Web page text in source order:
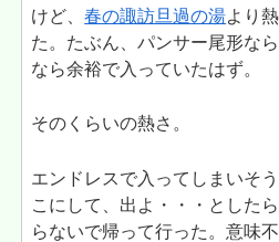
けど、春の諏訪旦過の湯より
た。たぶん、パンサー尾形な
なら余裕で入っていたはず。
そのくらいの熱さ。
エンドレスで入ってしまいそ
こにして、出よ・・・とした
らないで帰って行った。意味